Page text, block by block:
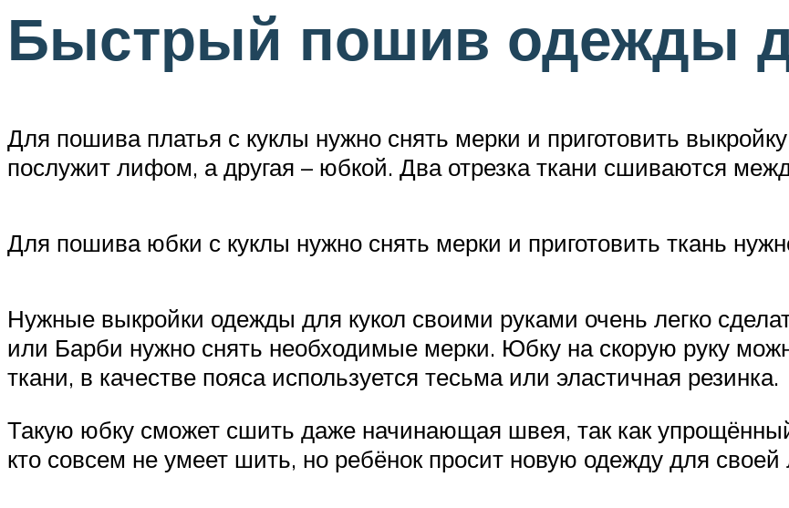
Быстрый пошив одежды
Для пошива платья с куклы нужно снять мерки и приготовить
послужит лифом, а другая – юбкой. Два отрезка ткани сшиваются
Для пошива юбки с куклы нужно снять мерки и приготовить ткань
Нужные выкройки одежды для кукол своими руками очень легко
или Барби нужно снять необходимые мерки. Юбку на скорую руку
ткани, в качестве пояса используется тесьма или эластичная резинка.
Такую юбку сможет сшить даже начинающая швея, так как
кто совсем не умеет шить, но ребёнок просит новую одежду для